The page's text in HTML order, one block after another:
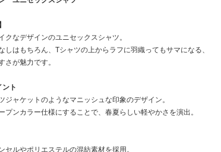
クなデザインのユニセックスシャツ。
しはもちろん、Tシャツの上からラフに羽織ってもサマになる、
さが魅力です。
ント
ジャケットのようなマニッシュな印象のデザイン。
プンカラー仕様にすることで、春夏らしい軽やかさを演出。
セルやポリエステルの混紡素材を採用。